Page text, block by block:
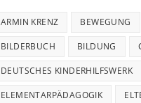
ARMIN KRENZ BEWEGUNG
BILDERBUCH BILDUNG
DEUTSCHES KINDERHILFSWERK
ELEMENTARPÄDAGOGIK